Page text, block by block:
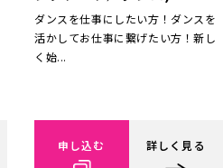
ダンスを仕事にしたい方！ダンスを
活かしてお仕事に繋げたい方！新し
く始...
申し込む 詳しく見る